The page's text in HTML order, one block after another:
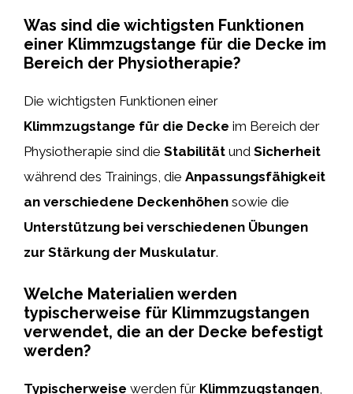
Was sind die wichtigsten Funktionen
einer Klimmzugstange für die Decke im
Bereich der Physiotherapie?
Die wichtigsten Funktionen einer
Klimmzugstange für die Decke im Bereich der
Physiotherapie sind die Stabilität und Sicherheit
während des Trainings, die Anpassungsfähigkeit
an verschiedene Deckenhöhen sowie die
Unterstützung bei verschiedenen Übungen
zur Stärkung der Muskulatur.
Welche Materialien werden
typischerweise für Klimmzugstangen
verwendet, die an der Decke befestigt
werden?
Typischerweise werden für Klimmzugstangen,